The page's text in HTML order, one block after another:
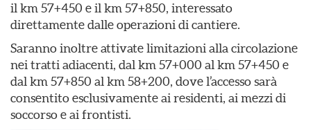
il km 57+450 e il km 57+850, interessato
direttamente dalle operazioni di cantiere.
Saranno inoltre attivate limitazioni alla circolazione
nei tratti adiacenti, dal km 57+000 al km 57+450 e
dal km 57+850 al km 58+200, dove l’accesso sarà
consentito esclusivamente ai residenti, ai mezzi di
soccorso e ai frontisti.